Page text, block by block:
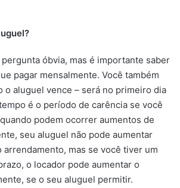
óbvia, mas é importante saber
pagar mensalmente. Você também
o aluguel vence – será no primeiro dia
é o período de carência se você
podem ocorrer aumentos de
seu aluguel não pode aumentar
arrendamento, mas se você tiver um
o locador pode aumentar o
se o seu aluguel permitir.